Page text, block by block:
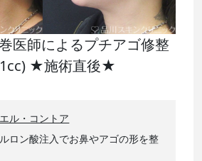
医師によるプチアゴ修整
★施術直後★
ル・コントア
ロン酸注入でお鼻やアゴの形を整